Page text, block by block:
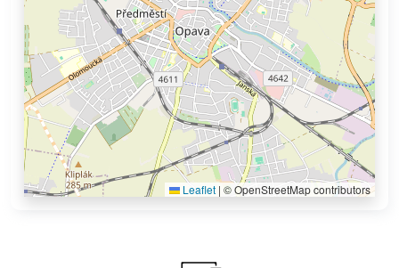
Leaflet | © OpenStreetMap contributors